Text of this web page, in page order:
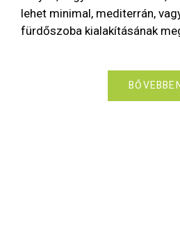
lehet minimal, mediterrán,
fürdőszoba kialakításának